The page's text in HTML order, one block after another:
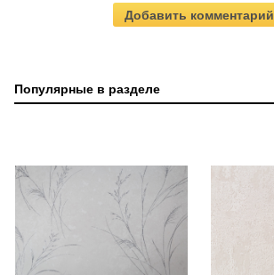
Добавить комментарий
Популярные в разделе